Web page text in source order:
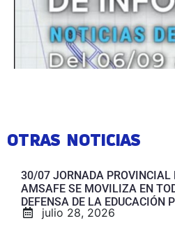
OTRAS NOTICIAS
30/07 JORNADA PROVINCIAL
AMSAFE SE MOVILIZA EN
DEFENSA DE LA EDUCACIÓN
julio 28, 2026